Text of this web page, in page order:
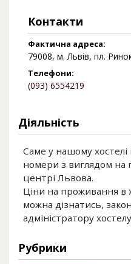
Контакти
Фактична адреса:
79008, м. Львів, пл.
Телефони:
(093) 6554219
Діяльність
Саме у нашому
номери з виглядом на
центрі Львова.
Ціни на проживання в
можна дізнатись,
адміністратору
Рубрики